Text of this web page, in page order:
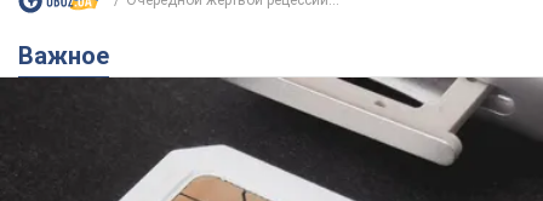
Украинцы массово переносят свои мобильные
номера на одного и того же оператора: на
какой чаще всего переходят